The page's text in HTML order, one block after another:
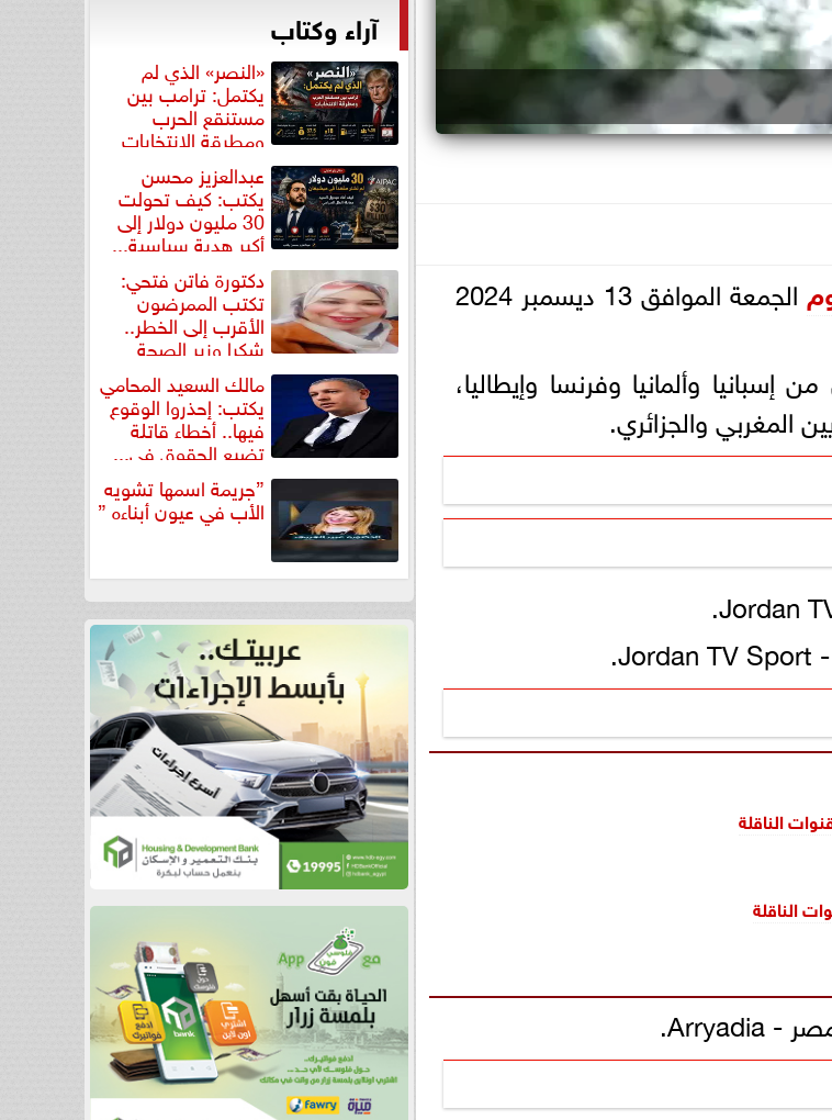
الجمعة الموافق 13 ديسمبر 2024
وألمانيا وفرنسا وإيطاليا،
المغربي والجزائري.
آراء وكتاب
«النصر» الذي لم
يكتمل: ترامب بين
مستنقع الحرب
ومطرقة الانتخابات
عبدالعزيز محسن
يكتب: كيف تحولت
30 مليون دولار إلى
أكبر هدية سياسية...
دكتورة فاتن فتحي:
تكتب الممرضون
الأقرب إلى الخطر..
شكرا وزير الصحة
لتكريم... مالك السعيد المحامي
يكتب: إحذروا الوقوع
فيها.. أخطاء قاتلة
تضيع الحقوق في...
”جريمة اسمها تشويه
الأب في عيون أبناءه ”